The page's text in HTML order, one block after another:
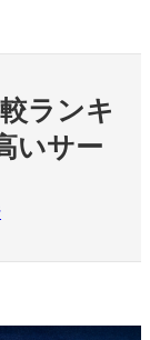
ランキ
いサー